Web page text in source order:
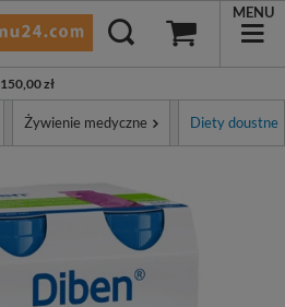
150,00 zł
MENU
Żywienie medyczne Diety doustne